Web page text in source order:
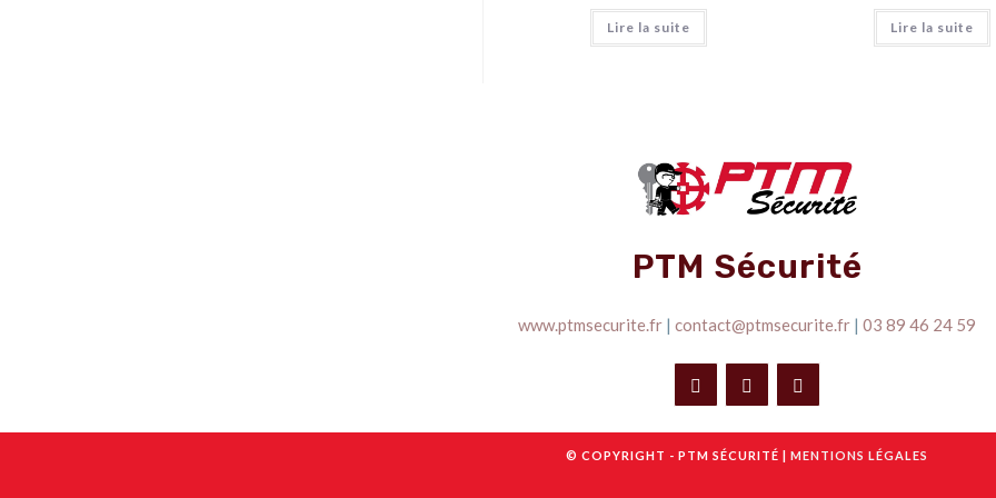
Lire la suite Lire la suite
PTM Sécurité
www.ptmsecurite.fr | contact@ptmsecurite.fr | 03 89 46 24 59
© COPYRIGHT - PTM SÉCURITÉ | MENTIONS LÉGALES